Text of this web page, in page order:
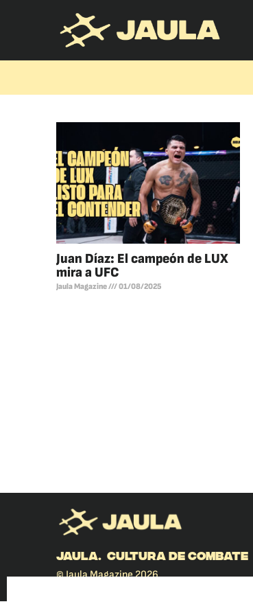
Juan Díaz: El campeón de LUX
mira a UFC
Jaula Magazine 01/08/2025
JAULA. CULTURA DE COMBATE
© Jaula Magazine 2026